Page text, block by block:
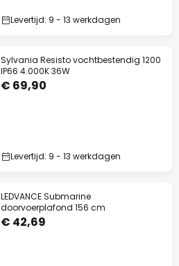
Levertijd: 9 - 13 werkdagen
Sylvania Resisto vochtbestendig 1200
IP66 4.000K 36W
€ 69,90
Levertijd: 9 - 13 werkdagen
LEDVANCE Submarine
doorvoerplafond 156 cm
€ 42,69